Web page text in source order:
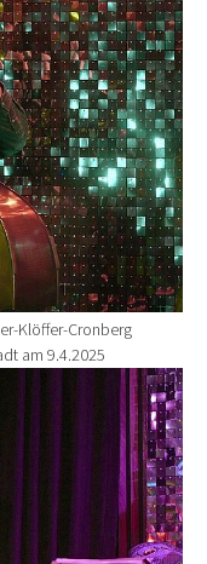
Klöffer-Cronberg
am 9.4.2025